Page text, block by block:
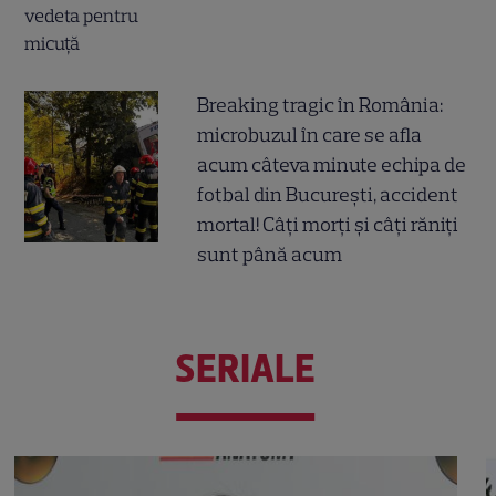
Breaking tragic în România:
microbuzul în care se afla
acum câteva minute echipa de
fotbal din București, accident
mortal! Câți morți și câți răniți
sunt până acum
SERIALE